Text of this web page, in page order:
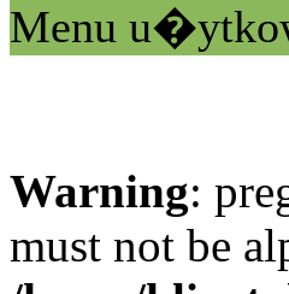
Menu
Warning:
must not be